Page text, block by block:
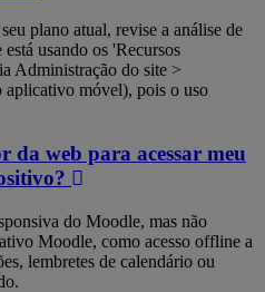
plano atual, revise a análise de
usando os 'Recursos
Administração do site >
móvel), pois o uso
da web para acessar meu
do Moodle, mas não
Moodle, como acesso offline a
lembretes de calendário ou